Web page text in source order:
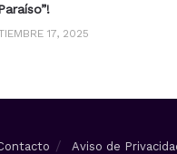
17, 2025
Aviso de